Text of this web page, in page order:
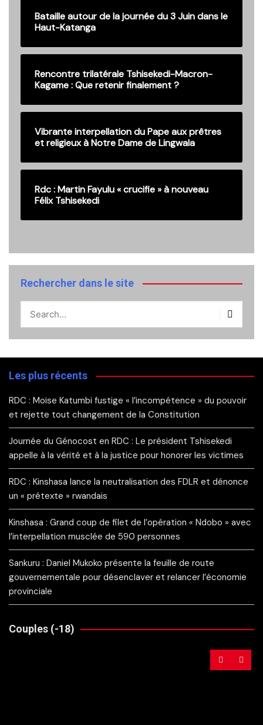
Bataille autour de la journée du 3 Juin dans le
Haut-Katanga
Rencontre trilatérale Tshisekedi-Macron-
Kagame : Que retenir finalement ?
Vibrante interpellation du Pape aux prêtres
et religieux à Notre Dame de Lingwala
Rdc : Martin Fayulu « crucifie » à nouveau
Félix Tshisekedi
Rechercher dans le site
Les plus récents
RDC : Moïse Katumbi fustige « l’incompétence » du pouvoir
et rejette tout changement de la Constitution
Journée du Génocost en RDC : Le président Tshisekedi
appelle à la vérité et à la justice pour honorer les victimes
RDC : Kinshasa lance la neutralisation des FDLR et dénonce
un « prétexte » rwandais
Kinshasa : Grand coup de filet de l’opération « Ndobo » avec
l’interpellation musclée de 590 personnes
Sankuru : Daniel Mukoko présente la feuille de route
gouvernementale pour désenclaver et relancer l’économie
provinciale
Couples (-18)